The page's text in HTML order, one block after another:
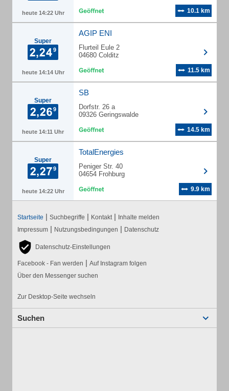
heute 14:22 Uhr 10.1 km
Super
heute 14:14 Uhr
AGIP ENI
Flurteil Eule 2
04680 Colditz
11.5 km
Super
heute 14:11 Uhr
SB
Dorfstr. 26 a
09326 Geringswalde
14.5 km
Super
heute 14:22 Uhr
TotalEnergies
Peniger Str. 40
04654 Frohburg
9.9 km
Startseite | Suchbegriffe | Kontakt | Inhalte melden
Impressum | Nutzungsbedingungen | Datenschutz
Datenschutz-Einstellungen
Facebook - Fan werden | Auf Instagram folgen
Über den Messenger suchen
Zur Desktop-Seite wechseln
Suchen